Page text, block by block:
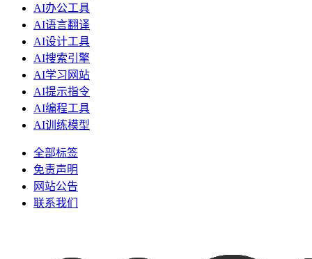
AI办公工具
AI语言翻译
AI设计工具
AI搜索引擎
AI学习网站
AI提示指令
AI编程工具
AI训练模型
全部标签
免责声明
网站公告
联系我们